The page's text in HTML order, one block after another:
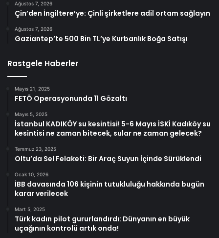
Ağustos 7, 2026
Çin’den İngiltere’ye: Çinli şirketlere adil ortam sağlayın
Ağustos 7, 2026
Gaziantep’te 500 Bin TL’ye Kurbanlık Boğa Satışı
Rastgele Haberler
Mayıs 21, 2025
FETÖ Operasyonunda 11 Gözaltı
Mayıs 5, 2025
İstanbul KADIKÖY su kesintisi! 5-6 Mayıs İSKİ Kadıköy su
kesintisi ne zaman bitecek, sular ne zaman gelecek?
Temmuz 23, 2025
Oltu’da Sel Felaketi: Bir Araç Suyun İçinde Sürüklendi
Ocak 10, 2026
İBB davasında 106 kişinin tutukluluğu hakkında bugün
karar verilecek
Mart 5, 2025
Türk kadın pilot gururlandırdı: Dünyanın en büyük
uçağının kontrolü artık onda!